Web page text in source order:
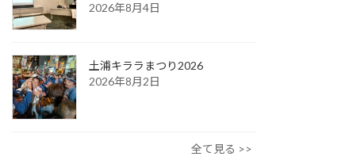
2026年8月4日
土浦キララまつり2026
2026年8月2日
全て見る >>